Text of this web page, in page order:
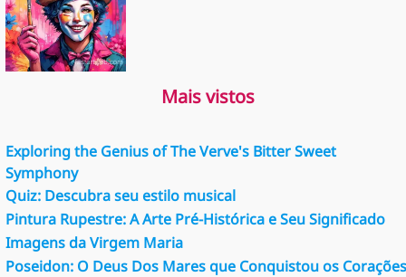
Mais vistos
Exploring the Genius of The Verve's Bitter Sweet
Symphony
Quiz: Descubra seu estilo musical
Pintura Rupestre: A Arte Pré-Histórica e Seu Significado
Imagens da Virgem Maria
Poseidon: O Deus Dos Mares que Conquistou os Corações